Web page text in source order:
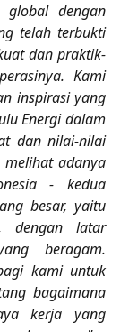
global dengan
telah terbukti
dan praktik-
Kami
inspirasi yang
Energi dalam
dan nilai-nilai
melihat adanya
- kedua
besar, yaitu
dengan latar
beragam.
kami untuk
bagaimana
kerja yang